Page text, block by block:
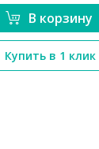
*}
В корзину
Купить в 1 клик